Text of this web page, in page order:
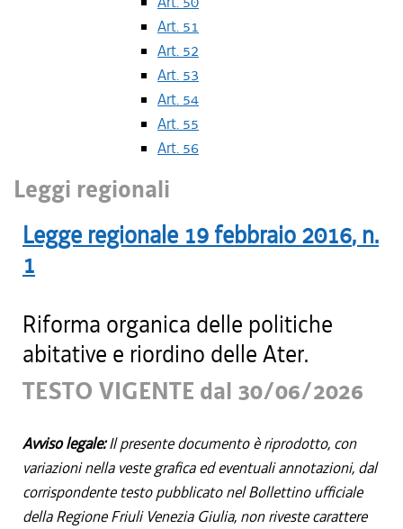
Art. 51
Art. 52
Art. 53
Art. 54
Art. 55
Art. 56
Leggi regionali
Legge regionale 19 febbraio 2016, n.
1
Riforma organica delle politiche
abitative e riordino delle Ater.
TESTO VIGENTE dal 30/06/2026
Avviso legale:Il presente documento è riprodotto, con
variazioni nella veste grafica ed eventuali annotazioni, dal
corrispondente testo pubblicato nel Bollettino ufficiale
della Regione Friuli Venezia Giulia, non riveste carattere